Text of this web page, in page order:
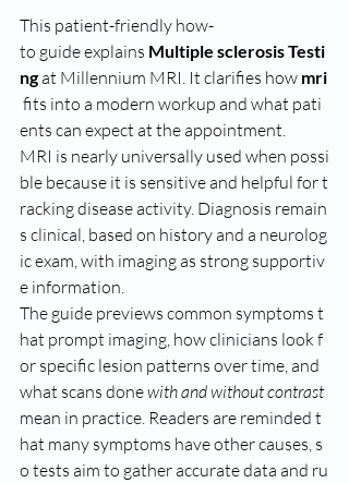
This patient-friendly how-
to guide explains Multiple sclerosis Testi
ng at Millennium MRI. It clarifies how mri
fits into a modern workup and what pati
ents can expect at the appointment.
MRI is nearly universally used when possi
ble because it is sensitive and helpful for t
racking disease activity. Diagnosis remain
s clinical, based on history and a neurolog
ic exam, with imaging as strong supportiv
e information.
The guide previews common symptoms t
hat prompt imaging, how clinicians look f
or specific lesion patterns over time, and
what scans done with and without contrast
mean in practice. Readers are reminded t
hat many symptoms have other causes, s
o tests aim to gather accurate data and ru